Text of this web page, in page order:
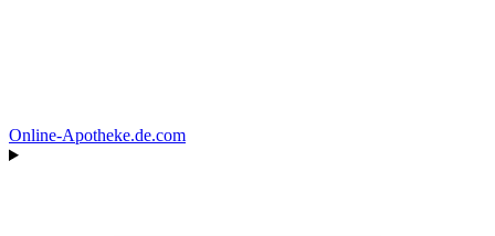
Online‑Apotheke.de.com